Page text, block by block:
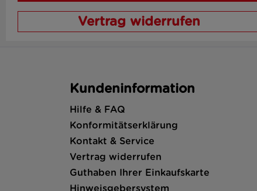
Vertrag widerrufen
Kundeninformation
Hilfe & FAQ
Konformitätserklärung
Kontakt & Service
Vertrag widerrufen
Guthaben Ihrer Einkaufskarte
Hinweisgebersystem